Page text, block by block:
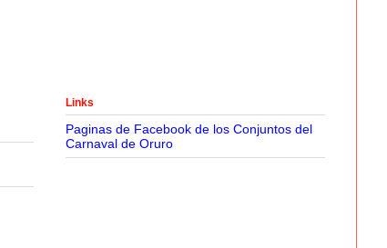
Links
Paginas de Facebook de los Conjuntos del
Carnaval de Oruro